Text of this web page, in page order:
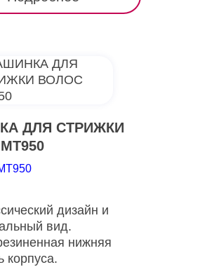
ДЛЯ СТРИЖКИ
дизайн и
вид.
нижняя
корпуса.